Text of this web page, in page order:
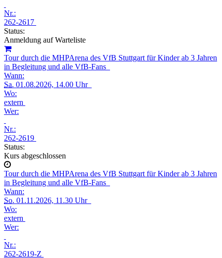
Nr.:
262-2617
Status:
Anmeldung auf Warteliste
Tour durch die MHPArena des VfB Stuttgart für Kinder ab 3 Jahren
in Begleitung und alle VfB-Fans
Wann:
Sa. 01.08.2026, 14.00 Uhr
Wo:
extern
Wer:
Nr.:
262-2619
Status:
Kurs abgeschlossen
Tour durch die MHPArena des VfB Stuttgart für Kinder ab 3 Jahren
in Begleitung und alle VfB-Fans
Wann:
So. 01.11.2026, 11.30 Uhr
Wo:
extern
Wer:
Nr.:
262-2619-Z